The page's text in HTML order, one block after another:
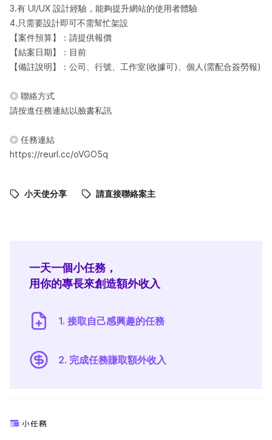
3.有 UI/UX 設計經驗，能夠提升網站的使用者體驗
4.只需要設計即可不需幫忙架設
【案件預算】：請提供報價
【結案日期】：目前
【備註說明】：公司、行號、工作室(收據可)、個人(需配合簽勞報)
◎ 聯絡方式
請按進任務連結以臉書私訊
◎ 任務連結
https://reurl.cc/oVGO5q
小天使分享 請直接聯絡案主
一天一個小任務，
用你的專長來創造額外收入
1. 接取自己感興趣的任務
2. 完成任務賺取額外收入